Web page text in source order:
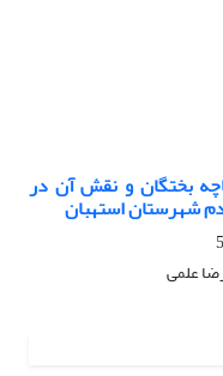
بختگان و نقش آن در
شهرستان استهبان
علمی